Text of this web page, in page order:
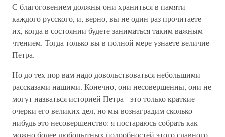
С благоговением должны они храниться в памяти
каждого русского, и, верно, вы не один раз прочитаете
их, когда в состоянии будете заниматься таким важным
чтением. Тогда только вы в полной мере узнаете величие
Петра.
Но до тех пор вам надо довольствоваться небольшими
рассказами нашими. Конечно, они несовершенны, они не
могут назваться историей Петра - это только краткие
очерки его великих дел, но мы вознаградим сколько-
нибудь это несовершенство: я постараюсь собрать как
можно более любопытных подробностей этого славного